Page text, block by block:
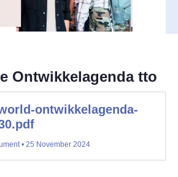
Ontwikkelagenda tto
ontwikkelagenda-
• 25 November 2024